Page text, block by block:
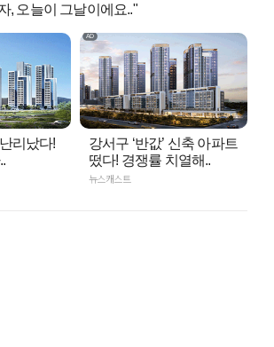
, 오늘이 그날이에요.."
리났다!
강서구 ‘반값’ 신축 아파트
떴다! 경쟁률 치열해..
뉴스캐스트